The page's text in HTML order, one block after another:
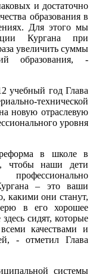
и достаточно
образования в
Для этого мы
Кургана при
увеличить суммы
образования, -
учебный год Глава
технической
новую отраслевую
уровня
в школе в
чтобы наши дети
– это ваши
какими они станут,
в его хорошее
сидят, которые
качествами и
- отметил Глава
системы